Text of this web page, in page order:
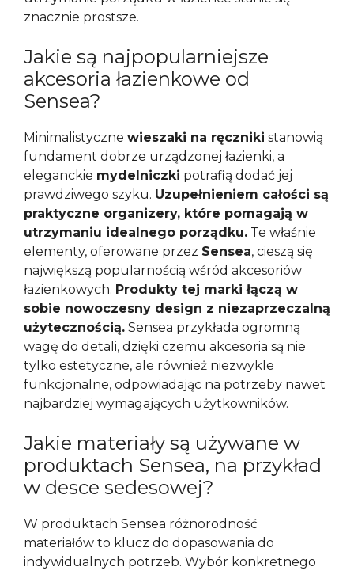
znacznie prostsze.
Jakie są najpopularniejsze
akcesoria łazienkowe od
Sensea?
Minimalistyczne wieszaki na ręczniki stanowią
fundament dobrze urządzonej łazienki, a
eleganckie mydelniczki potrafią dodać jej
prawdziwego szyku. Uzupełnieniem całości są
praktyczne organizery, które pomagają w
utrzymaniu idealnego porządku. Te właśnie
elementy, oferowane przez Sensea, cieszą się
największą popularnością wśród akcesoriów
łazienkowych. Produkty tej marki łączą w
sobie nowoczesny design z niezaprzeczalną
użytecznością. Sensea przykłada ogromną
wagę do detali, dzięki czemu akcesoria są nie
tylko estetyczne, ale również niezwykle
funkcjonalne, odpowiadając na potrzeby nawet
najbardziej wymagających użytkowników.
Jakie materiały są używane w
produktach Sensea, na przykład
w desce sedesowej?
W produktach Sensea różnorodność
materiałów to klucz do dopasowania do
indywidualnych potrzeb. Wybór konkretnego